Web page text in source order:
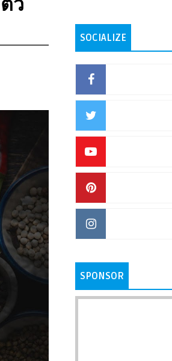
SOCIALIZE
SPONSOR